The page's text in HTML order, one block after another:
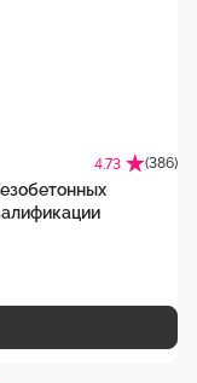
4.73 (386)